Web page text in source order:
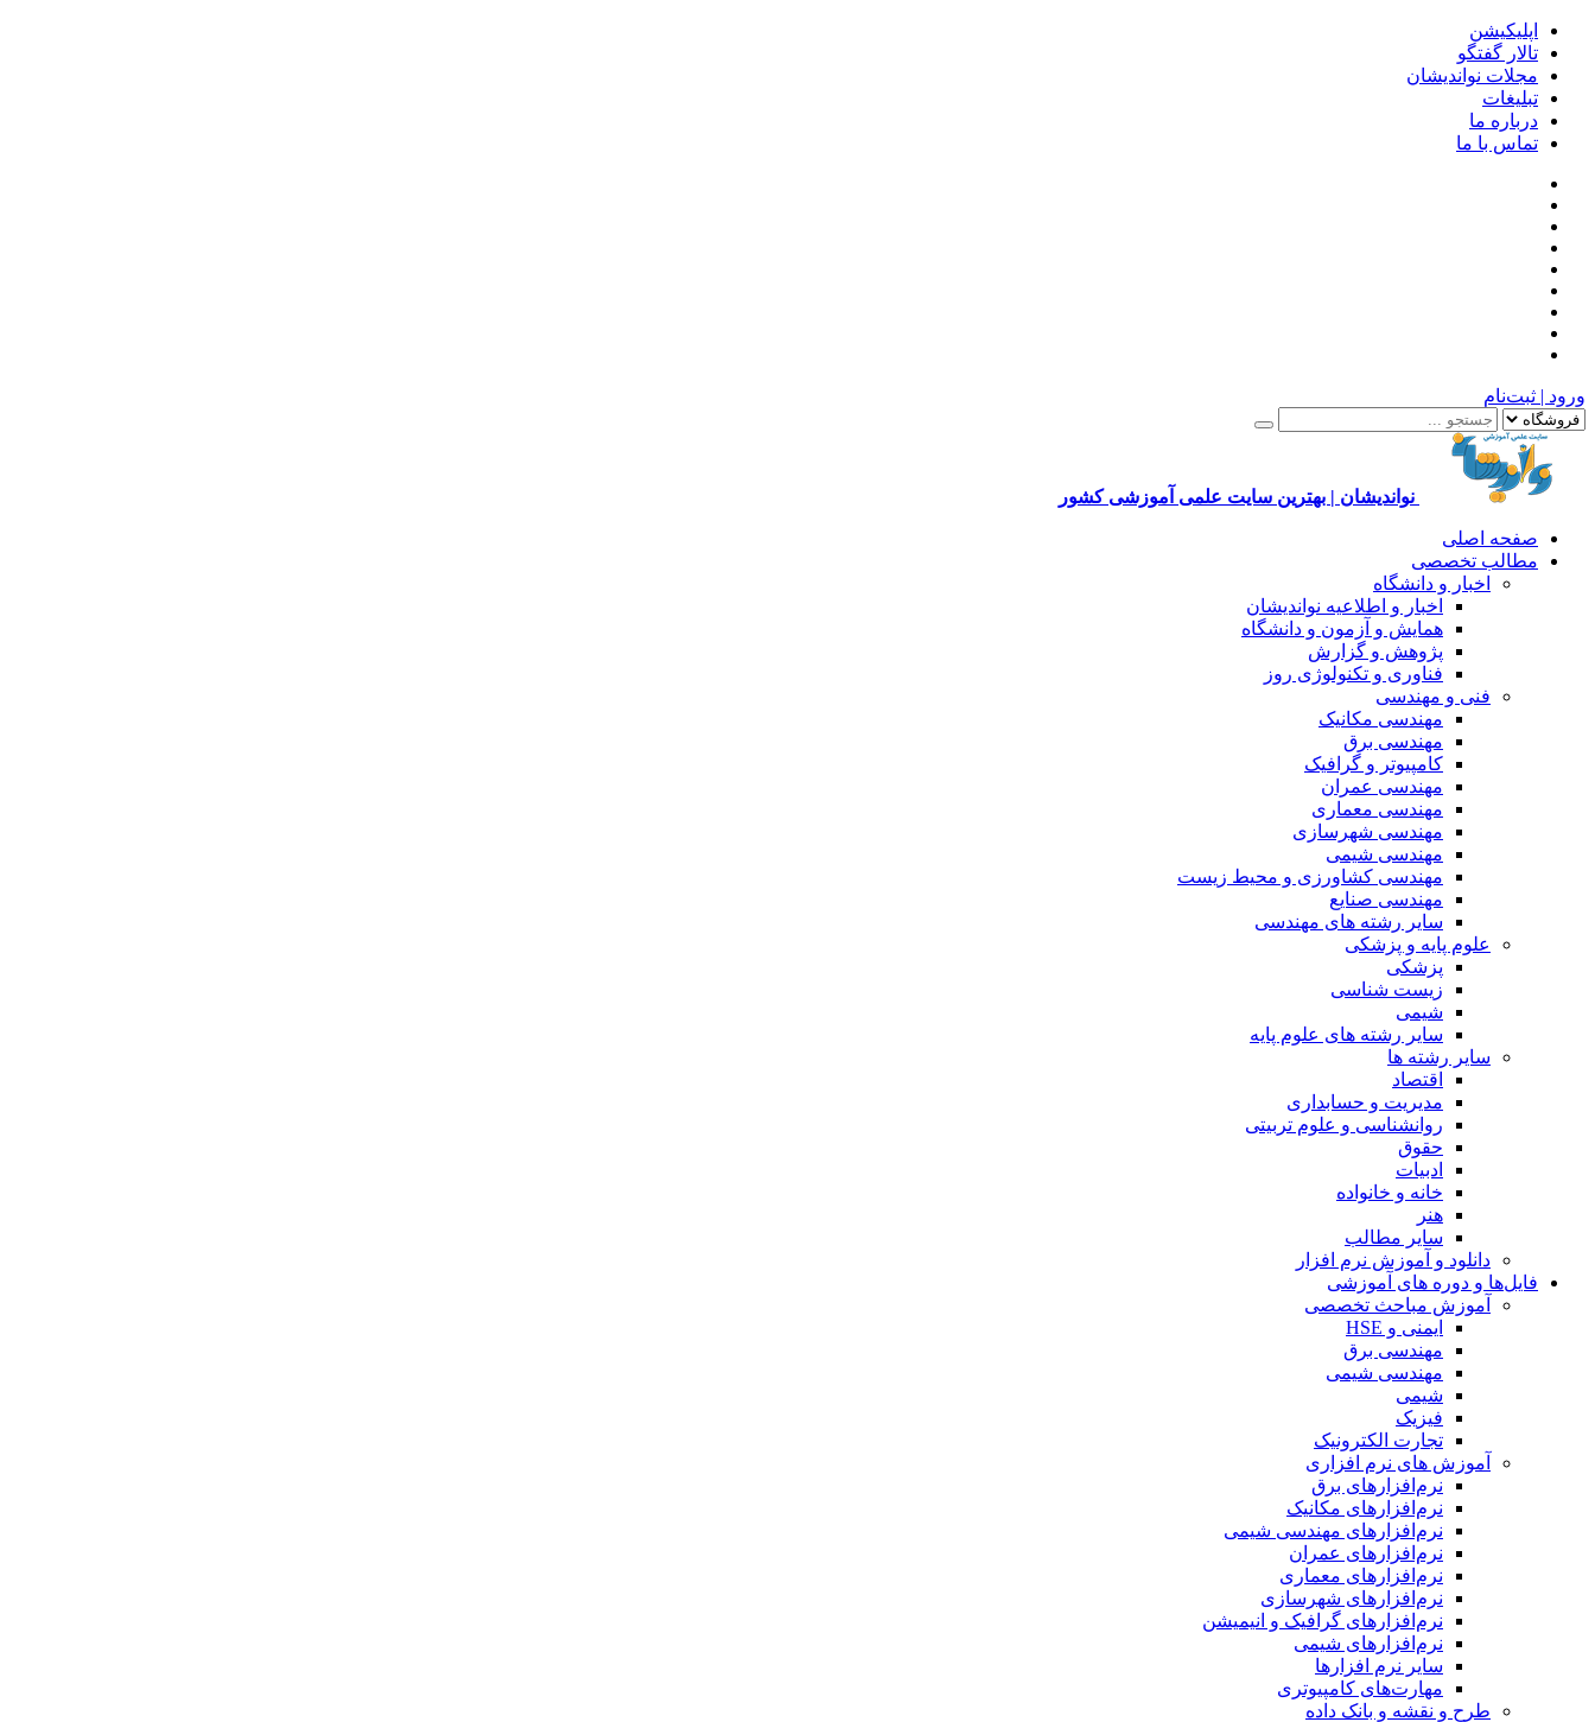
اپلیکیشن
تالار گفتگو
مجلات نواندیشان
تبلیغات
درباره ما
تماس با ما
ورود | ثبت‌نام
نواندیشان | بهترین سایت علمی آموزشی کشور
صفحه اصلی
مطالب تخصصی
اخبار و دانشگاه
اخبار و اطلاعیه نواندیشان
همایش و آزمون و دانشگاه
پژوهش و گزارش
فناوری و تکنولوژی روز
فنی و مهندسی
مهندسی مکانیک
مهندسی برق
کامپیوتر و گرافیک
مهندسی عمران
مهندسی معماری
مهندسی شهرسازی
مهندسی شیمی
مهندسی کشاورزی و محیط زیست
مهندسی صنایع
سایر رشته های مهندسی
علوم پایه و پزشکی
پزشکی
زیست شناسی
شیمی
سایر رشته های علوم پایه
سایر رشته ها
اقتصاد
مدیریت و حسابداری
روانشناسی و علوم تربیتی
حقوق
ادبیات
خانه و خانواده
هنر
سایر مطالب
دانلود و آموزش نرم افزار
فایل‌ها و دوره های آموزشی
آموزش مباحث تخصصی
ایمنی و HSE
مهندسی برق
مهندسی شیمی
شیمی
فیزیک
تجارت الکترونیک
آموزش های نرم افزاری
نرم‌افزارهای برق
نرم‌افزارهای مکانیک
نرم‌افزارهای مهندسی شیمی
نرم‌افزارهای عمران
نرم‌افزارهای معماری
نرم‌افزارهای شهرسازی
نرم‌افزارهای گرافیک و انیمیشن
نرم‌افزارهای شیمی
سایر نرم افزارها
مهارت‌های کامپیوتری
طرح و نقشه و بانک داده